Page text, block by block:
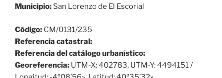
Municipio: San Lorenzo de El Escorial
Código: CM/0131/235
Referencia catastral:
Referencia del catálogo urbanístico:
Georeferencia: UTM-X: 402783, UTM-Y: 4494151 /